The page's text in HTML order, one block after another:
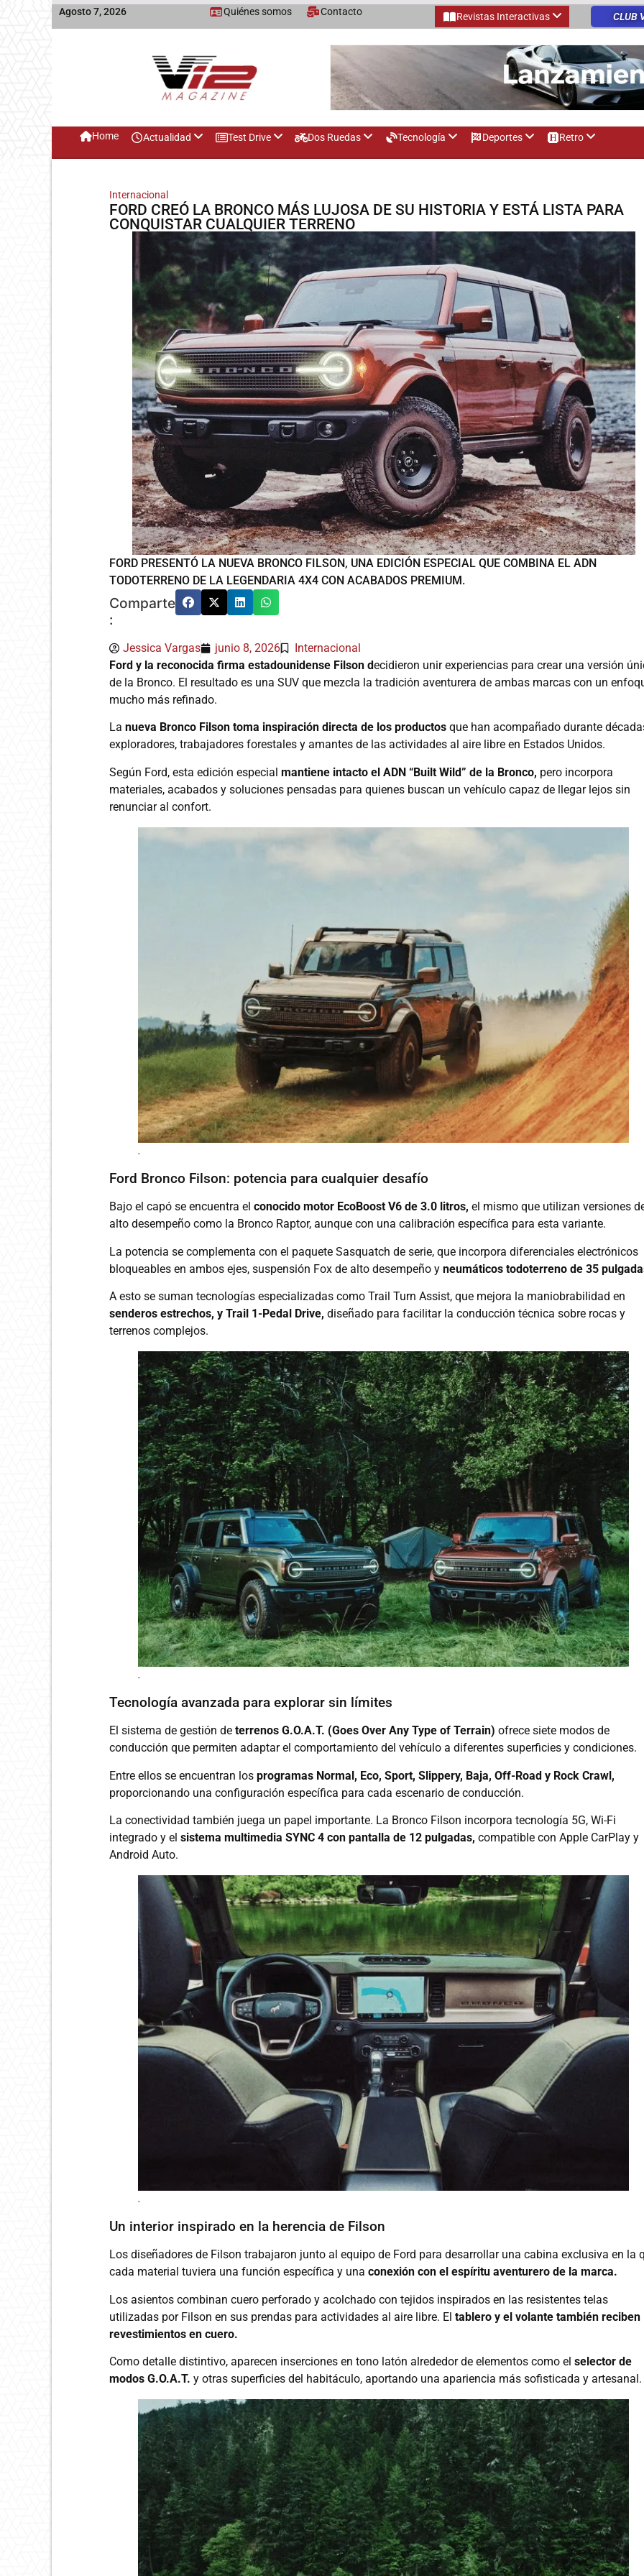
Agosto 7, 2026 Quiénes somos Contacto Revistas Interactivas CLUB
Home Actualidad Test Drive Dos Ruedas Tecnología Deportes Retro
Internacional
FORD CREÓ LA BRONCO MÁS LUJOSA DE SU HISTORIA Y ESTÁ LISTA PARA
CONQUISTAR CUALQUIER TERRENO
FORD PRESENTÓ LA NUEVA BRONCO FILSON, UNA EDICIÓN ESPECIAL QUE COMBINA EL ADN
TODOTERRENO DE LA LEGENDARIA 4X4 CON ACABADOS PREMIUM.
Comparte
:
Jessica Vargas junio 8, 2026
Internacional
Ford y la reconocida firma estadounidense Filson decidieron unir experiencias para crear una versión
de la Bronco. El resultado es una SUV que mezcla la tradición aventurera de ambas marcas con un
mucho más refinado.
La nueva Bronco Filson toma inspiración directa de los productos que han acompañado durante
exploradores, trabajadores forestales y amantes de las actividades al aire libre en Estados Unidos.
Según Ford, esta edición especial mantiene intacto el ADN “Built Wild” de la Bronco, pero incorpora
materiales, acabados y soluciones pensadas para quienes buscan un vehículo capaz de llegar lejos sin
renunciar al confort.
.
Ford Bronco Filson: potencia para cualquier desafío
Bajo el capó se encuentra el conocido motor EcoBoost V6 de 3.0 litros, el mismo que utilizan versiones
alto desempeño como la Bronco Raptor, aunque con una calibración específica para esta variante.
La potencia se complementa con el paquete Sasquatch de serie, que incorpora diferenciales electrónicos
bloqueables en ambos ejes, suspensión Fox de alto desempeño y neumáticos todoterreno de 35
A esto se suman tecnologías especializadas como Trail Turn Assist, que mejora la maniobrabilidad en
senderos estrechos, y Trail 1-Pedal Drive, diseñado para facilitar la conducción técnica sobre rocas y
terrenos complejos.
.
Tecnología avanzada para explorar sin límites
El sistema de gestión de terrenos G.O.A.T. (Goes Over Any Type of Terrain) ofrece siete modos de
conducción que permiten adaptar el comportamiento del vehículo a diferentes superficies y condiciones.
Entre ellos se encuentran los programas Normal, Eco, Sport, Slippery, Baja, Off-Road y Rock Crawl,
proporcionando una configuración específica para cada escenario de conducción.
La conectividad también juega un papel importante. La Bronco Filson incorpora tecnología 5G, Wi-Fi
integrado y el sistema multimedia SYNC 4 con pantalla de 12 pulgadas, compatible con Apple CarPlay y
Android Auto.
.
Un interior inspirado en la herencia de Filson
Los diseñadores de Filson trabajaron junto al equipo de Ford para desarrollar una cabina exclusiva en la
cada material tuviera una función específica y una conexión con el espíritu aventurero de la marca.
Los asientos combinan cuero perforado y acolchado con tejidos inspirados en las resistentes telas
utilizadas por Filson en sus prendas para actividades al aire libre. El tablero y el volante también reciben
revestimientos en cuero.
Como detalle distintivo, aparecen inserciones en tono latón alrededor de elementos como el selector de
modos G.O.A.T. y otras superficies del habitáculo, aportando una apariencia más sofisticada y artesanal.